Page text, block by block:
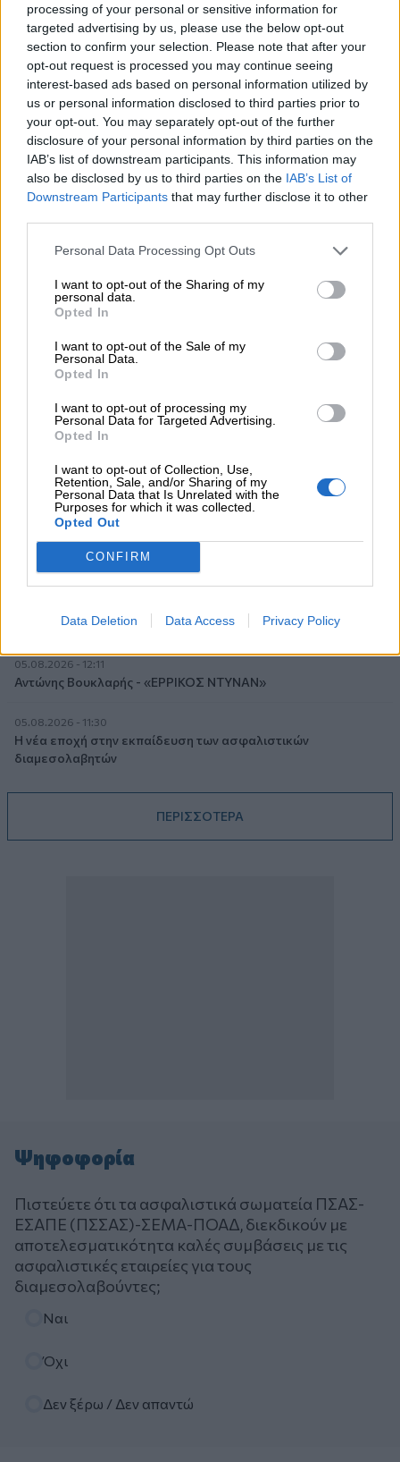
processing of your personal or sensitive information for
targeted advertising by us, please use the below opt-out
section to confirm your selection. Please note that after your
opt-out request is processed you may continue seeing
interest-based ads based on personal information utilized by
us or personal information disclosed to third parties prior to
your opt-out. You may separately opt-out of the further
disclosure of your personal information by third parties on the
IAB’s list of downstream participants. This information may
also be disclosed by us to third parties on the IAB’s List of
Downstream Participants that may further disclose it to other
Personal Data Processing Opt Outs
I want to opt-out of the Sharing of my
personal data.
Opted In
I want to opt-out of the Sale of my
Personal Data.
Opted In
I want to opt-out of processing my
Personal Data for Targeted Advertising.
Opted In
I want to opt-out of Collection, Use,
Retention, Sale, and/or Sharing of my
Personal Data that Is Unrelated with the
Purposes for which it was collected.
Opted Out
CONFIRM
Data Deletion Data Access Privacy Policy
06.08.2026 - 13:30
Όταν η επόμενη μέρα είναι στάχτη, τι θα πει ο Ασφαλιστικός
Διαμεσολαβητής στον πελάτη κλάδου υγείας;
06.08.2026 - 12:22
Kavita Patel - PhARMA Innovation Forum: Ένα στα πέντε
καινοτόμα φάρμακα φτάνει τελικά στην Ελλάδα
06.08.2026 - 11:37
Μείωση ασφαλιστικών εισφορών ύψους 240 εκατ. ευρώ
ζητούν οι έμποροι από την Κυβέρνηση
06.08.2026 - 10:45
ενεργειακή κρίση;
Στέλιος Λιανός – INTERAMERICAN / Αθηναϊκή Γενική Κλινική
06.08.2026 - 08:40
Η γαλλική «ψήφος» στο «καλώδιο» και τα συμφέροντα, οι
ελληνικές τράπεζες «πρωταθλήτριες» στα δάνεια, νέο deal
Βαρδινογιάννη- Εξάρχου και ο διπλασιασμός των κερδών της
05.08.2026 - 13:37
Randy Schekman, Νομπελίστας Ιατρικής: «Σε πέντε χρόνια
μπορεί να έχουμε θεραπεία που αναστέλλει την εξέλιξη του
Πάρκινσον»
05.08.2026 - 12:33
παρονομαστή το κοινό συμφέρον
05.08.2026 - 12:11
Αντώνης Βουκλαρής - «ΕΡΡΙΚΟΣ ΝΤΥΝΑΝ»
05.08.2026 - 11:30
Η νέα εποχή στην εκπαίδευση των ασφαλιστικών
διαμεσολαβητών
ΠΕΡΙΣΣΟΤΕΡΑ
Ψηφοφορία
Πιστεύετε ότι τα ασφαλιστικά σωματεία ΠΣΑΣ-
ΕΣΑΠΕ (ΠΣΣΑΣ)-ΣΕΜΑ-ΠΟΑΔ, διεκδικούν με
αποτελεσματικότητα καλές συμβάσεις με τις
ασφαλιστικές εταιρείες για τους
διαμεσολαβούντες;
Ναι
Όχι
Δεν ξέρω / Δεν απαντώ